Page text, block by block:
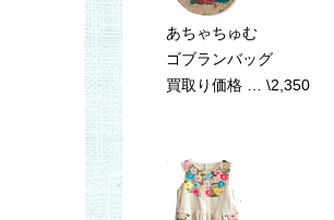
あちゃちゅむ
ゴブランバッグ
買取り価格 … \2,350